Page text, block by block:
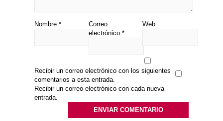
Nombre *
Correo
electrónico *
Web
Recibir un correo electrónico con los siguientes
comentarios a esta entrada.
Recibir un correo electrónico con cada nueva
entrada.